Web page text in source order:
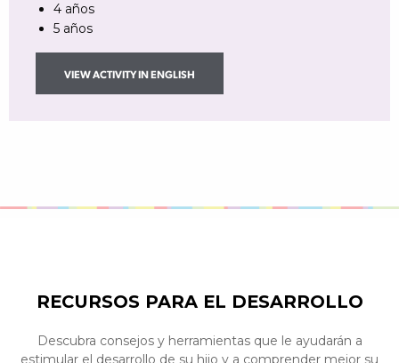
4 años
5 años
VIEW ACTIVITY IN ENGLISH
RECURSOS PARA EL DESARROLLO
Descubra consejos y herramientas que le ayudarán a
estimular el desarrollo de su hijo y a comprender mejor su